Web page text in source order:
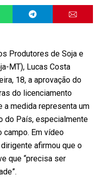
Produtores de Soja e
MT), Lucas Costa
18, a aprovação do
do licenciamento
a medida representa um
do País, especialmente
campo. Em vídeo
afirmou que o
que “precisa ser